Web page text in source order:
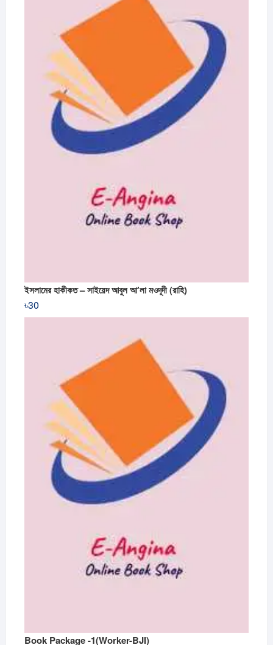
ইসলামের হাকীকত – সাইয়েদ আবুল আ’লা মওদূদী (রাহি)
৳30
Book Package -1(Worker-BJI)